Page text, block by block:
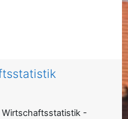
Wirtschaftsstatistik -